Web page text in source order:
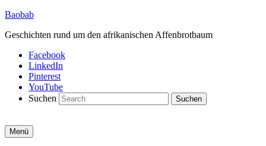
Baobab
Geschichten rund um den afrikanischen Affenbrotbaum
Facebook
LinkedIn
Pinterest
YouTube
Suchen
Menü